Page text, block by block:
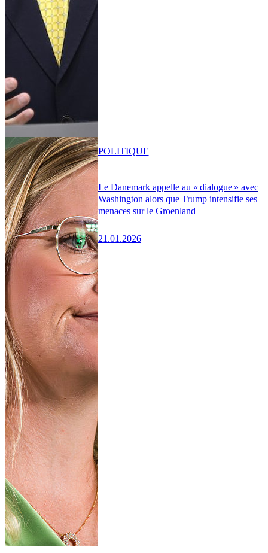
Le Danemark appelle au « dialogue » avec
Washington alors que Trump intensifie ses
menaces sur le Groenland
21.01.2026
POLITIQUE